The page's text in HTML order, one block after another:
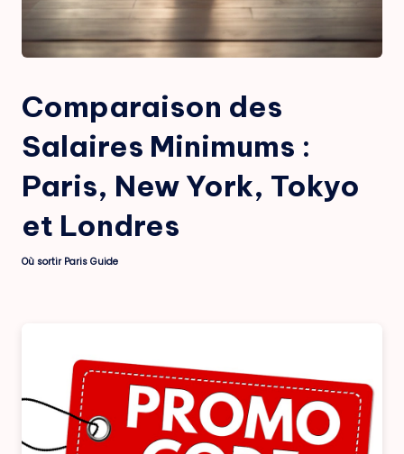
Comparaison des
Salaires Minimums :
Paris, New York, Tokyo
et Londres
Posted
Où sortir Paris Guide